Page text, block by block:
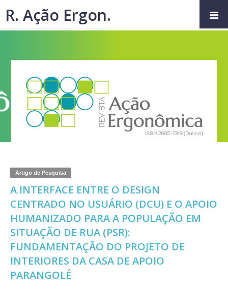
Artigo de Pesquisa
A INTERFACE ENTRE O DESIGN
CENTRADO NO USUÁRIO (DCU) E O APOIO
HUMANIZADO PARA A POPULAÇÃO EM
SITUAÇÃO DE RUA (PSR):
FUNDAMENTAÇÃO DO PROJETO DE
INTERIORES DA CASA DE APOIO
PARANGOLÉ
R. Ação Ergon.